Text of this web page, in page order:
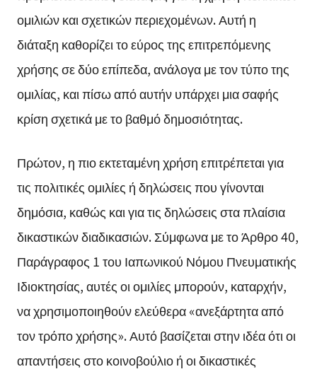
ομιλιών και σχετικών περιεχομένων. Αυτή η
διάταξη καθορίζει το εύρος της επιτρεπόμενης
χρήσης σε δύο επίπεδα, ανάλογα με τον τύπο της
ομιλίας, και πίσω από αυτήν υπάρχει μια σαφής
κρίση σχετικά με το βαθμό δημοσιότητας.
Πρώτον, η πιο εκτεταμένη χρήση επιτρέπεται για
τις πολιτικές ομιλίες ή δηλώσεις που γίνονται
δημόσια, καθώς και για τις δηλώσεις στα πλαίσια
δικαστικών διαδικασιών. Σύμφωνα με το Άρθρο 40,
Παράγραφος 1 του Ιαπωνικού Νόμου Πνευματικής
Ιδιοκτησίας, αυτές οι ομιλίες μπορούν, καταρχήν,
να χρησιμοποιηθούν ελεύθερα «ανεξάρτητα από
τον τρόπο χρήσης». Αυτό βασίζεται στην ιδέα ότι οι
απαντήσεις στο κοινοβούλιο ή οι δικαστικές